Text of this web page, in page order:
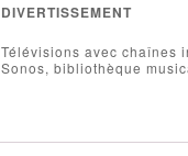
DIVERTISSEMENT
Télévisions avec chaînes
Sonos, bibliothèque